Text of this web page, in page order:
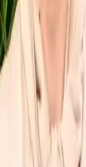
una
legal
mundo real (RWA)
legal (constitución
smart contracts
(onboarding
continua
Comprender cada
los proyectos de
lectura
del Mundo Real